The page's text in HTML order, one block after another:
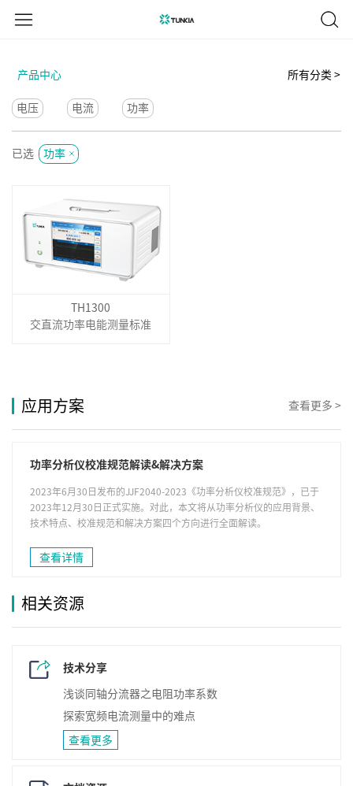
产品中心 所有分类 >
电压 电流 功率
已选 功率
TH1300
交直流功率电能测量标准
应用方案 查看更多 >
功率分析仪校准规范解读&解决方案
2023年6月30日发布的JJF2040-2023《功率分析仪校准规范》，已于
2023年12月30日正式实施。对此，本文将从功率分析仪的应用背景、
技术特点、校准规范和解决方案四个方向进行全面解读。
查看详情
相关资源
技术分享
浅谈同轴分流器之电阻功率系数
探索宽频电流测量中的难点
查看更多